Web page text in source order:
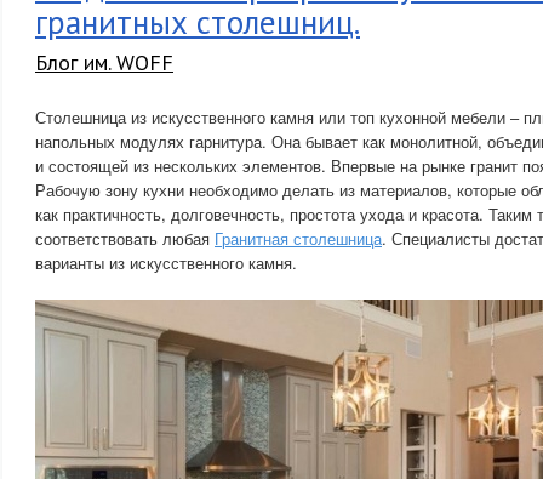
гранитных столешниц.
Блог им. WOFF
Столешница из искусственного камня или топ кухонной мебели –
напольных модулях гарнитура. Она бывает как монолитной,
и состоящей из нескольких элементов. Впервые на рынке гранит
Рабочую зону кухни необходимо делать из материалов, которые
как практичность, долговечность, простота ухода и красота.
соответствовать любая Гранитная столешница. Специалисты
варианты из искусственного камня.